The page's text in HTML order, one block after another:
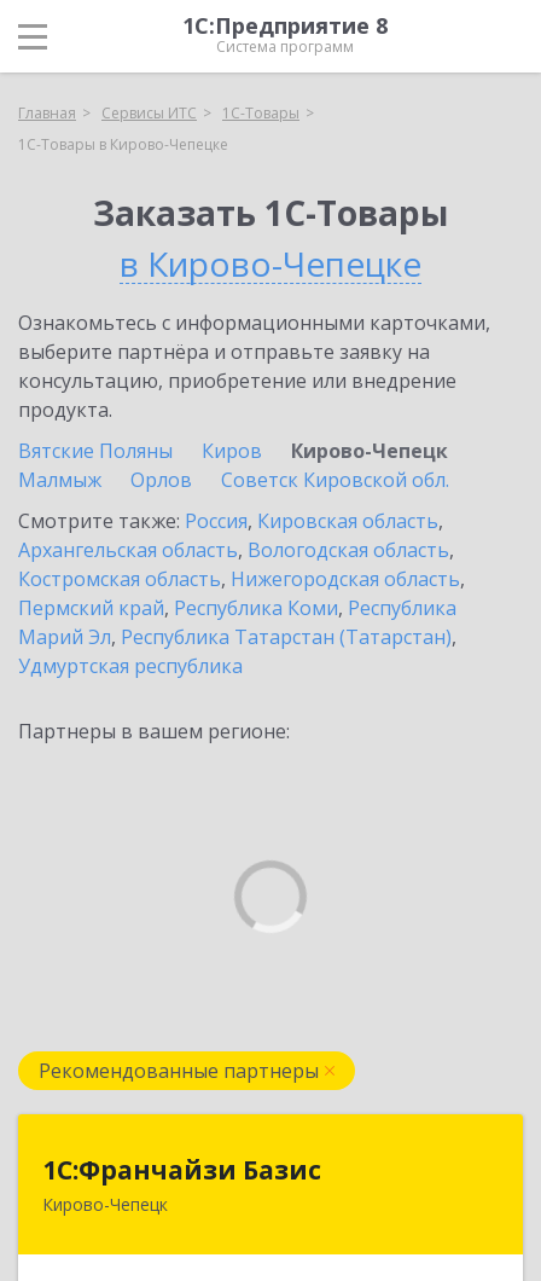
1С:Предприятие 8
Система программ
Главная Сервисы ИТС
1С-Товары
1С-Товары в Кирово-Чепецке
Заказать 1С-Товары
в Кирово-Чепецке
Ознакомьтесь с информационными карточками,
выберите партнёра и отправьте заявку на
консультацию, приобретение или внедрение
продукта.
Вятские Поляны
Киров
Кирово-Чепецк
Малмыж
Орлов
Советск Кировской обл.
Смотрите также: Россия, Кировская область,
Архангельская область, Вологодская область,
Костромская область, Нижегородская область,
Пермский край, Республика Коми, Республика
Марий Эл, Республика Татарстан (Татарстан),
Удмуртская республика
Партнеры в вашем регионе:
Рекомендованные партнеры
1С:Франчайзи Базис
Кирово-Чепецк
613044, Кировская обл, город Кирово-Чепецк